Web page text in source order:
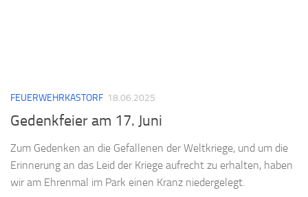
FEUERWEHRKASTORF 18.06.2025
Gedenkfeier am 17. Juni
Zum Gedenken an die Gefallenen der Weltkriege, und um die
Erinnerung an das Leid der Kriege aufrecht zu erhalten, haben
wir am Ehrenmal im Park einen Kranz niedergelegt.